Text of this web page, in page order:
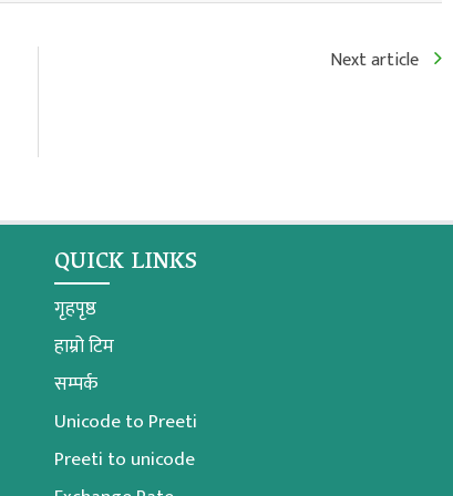
Next article
QUICK LINKS
गृहपृष्ठ
हाम्रो टिम
सम्पर्क
Unicode to Preeti
Preeti to unicode